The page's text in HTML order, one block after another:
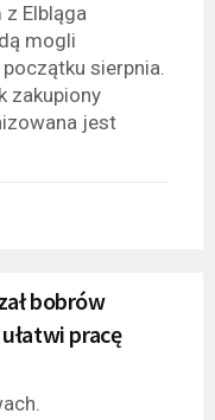
Elbląga
mogli
sierpnia.
zakupiony
jest
bobrów
pracę